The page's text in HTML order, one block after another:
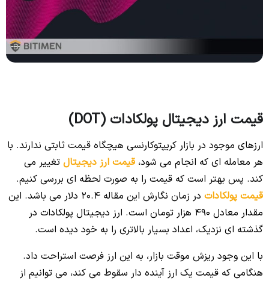
قیمت ارز دیجیتال پولکادات (DOT)
ارزهای موجود در بازار کریپتوکارنسی هیچگاه قیمت ثابتی ندارند. با
هر معامله ای که انجام می شود، قیمت ارز دیجیتال تغییر می
کند. پس بهتر است که قیمت را به صورت لحظه ای بررسی کنیم.
قیمت پولکادات
در زمان نگارش این مقاله 20.4 دلار می باشد. این
مقدار معادل 490 هزار تومان است. ارز دیجیتال پولکادات در
گذشته ای نزدیک، اعداد بسیار بالاتری را به خود دیده است.
با این وجود ریزش موقت بازار، به این ارز فرصت استراحت داد.
هنگامی که قیمت یک ارز آینده دار سقوط می کند، می توانیم از